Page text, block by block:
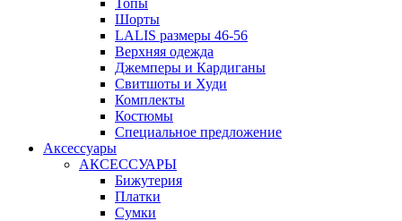
Шорты
LALIS размеры 46-56
Верхняя одежда
Джемперы и Кардиганы
Свитшоты и Худи
Комплекты
Костюмы
Специальное предложение
Аксессуары
АКСЕССУАРЫ
Бижутерия
Платки
Сумки